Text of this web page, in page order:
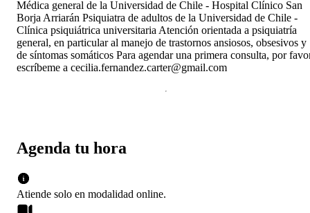
Agenda tu hora
Atiende solo en modalidad online.
Médica general de la Universidad de Chile - Hospital Clínico San
Borja Arriarán Psiquiatra de adultos de la Universidad de Chile -
Clínica psiquiátrica universitaria Atención orientada a psiquiatría
general, en particular al manejo de trastornos ansiosos, obsesivos y
de síntomas somáticos Para agendar una primera consulta, por
escríbeme a cecilia.fernandez.carter@gmail.com